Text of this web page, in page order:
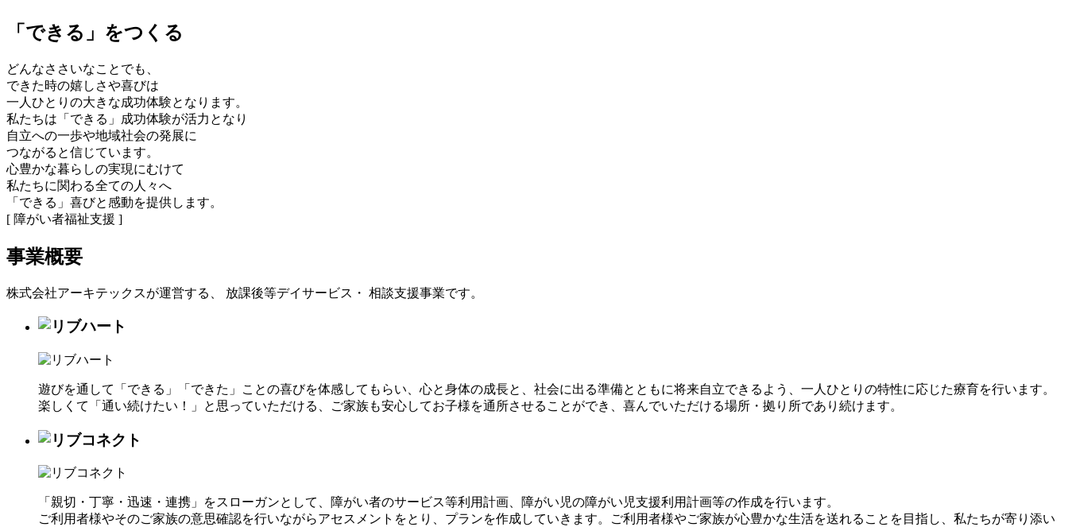
「できる」をつくる
どんなささいなことでも、
できた時の嬉しさや喜びは
一人ひとりの大きな成功体験となります。
私たちは「できる」成功体験が活力となり
自立への一歩や地域社会の発展に
つながると信じています。
心豊かな暮らしの実現にむけて
私たちに関わる全ての人々へ
「できる」喜びと感動を提供します。
[ 障がい者福祉支援 ]
事業概要
株式会社アーキテックスが運営する、 放課後等デイサービス・ 相談支援事業です。
遊びを通して「できる」「できた」ことの喜びを体感してもらい、心と身体の成長と、社会に出る準備とともに将来自立できるよう、一人ひとりの特性に応じた療育を行います。
楽しくて「通い続けたい！」と思っていただける、ご家族も安心してお子様を通所させることができ、喜んでいただける場所・拠り所であり続けます。
「親切・丁寧・迅速・連携」をスローガンとして、障がい者のサービス等利用計画、障がい児の障がい児支援利用計画等の作成を行います。
ご利用者様やそのご家族の意思確認を行いながらアセスメントをとり、プランを作成していきます。ご利用者様やご家族が心豊かな生活を送れることを目指し、私たちが寄り添い